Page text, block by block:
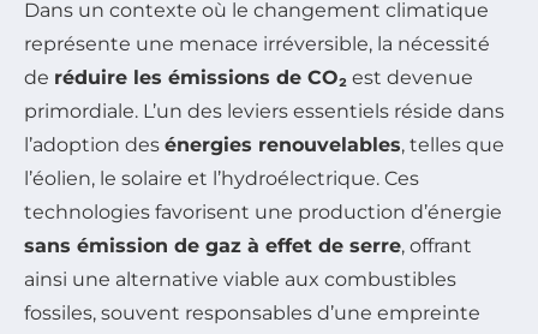
Dans un contexte où le changement climatique
représente une menace irréversible, la nécessité
de réduire les émissions de CO₂ est devenue
primordiale. L’un des leviers essentiels réside dans
l’adoption des énergies renouvelables, telles que
l’éolien, le solaire et l’hydroélectrique. Ces
technologies favorisent une production d’énergie
sans émission de gaz à effet de serre, offrant
ainsi une alternative viable aux combustibles
fossiles, souvent responsables d’une empreinte